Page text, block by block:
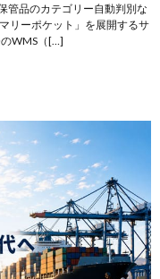
管品のカテゴリー自動判別な
リーポケット」を展開するサ
WMS（[…]